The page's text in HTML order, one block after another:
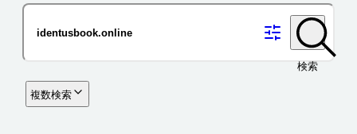
検索
複数検索